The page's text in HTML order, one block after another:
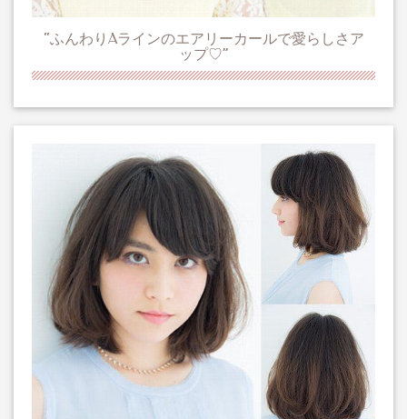
“ふんわりAラインのエアリーカールで愛らしさア
ップ♡”